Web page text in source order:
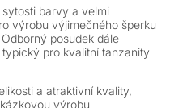
barvy a velmi
výrobu výjimečného šperku
posudek dále
pro kvalitní tanzanity
a atraktivní kvality,
výrobu